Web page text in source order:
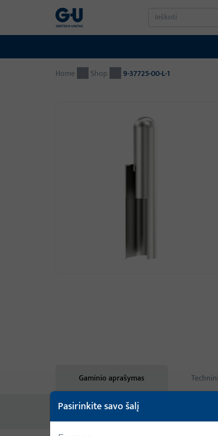
Home Shop 9-37725-00-L-1
Gaminio aprašymas
Nėra prieinamo turinio
Pasirinkite savo šalį